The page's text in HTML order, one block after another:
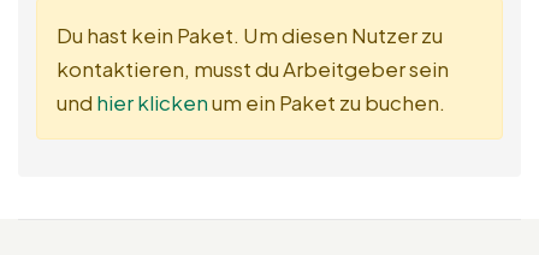
Du hast kein Paket. Um diesen Nutzer zu
kontaktieren, musst du Arbeitgeber sein
und hier klickenum ein Paket zu buchen.